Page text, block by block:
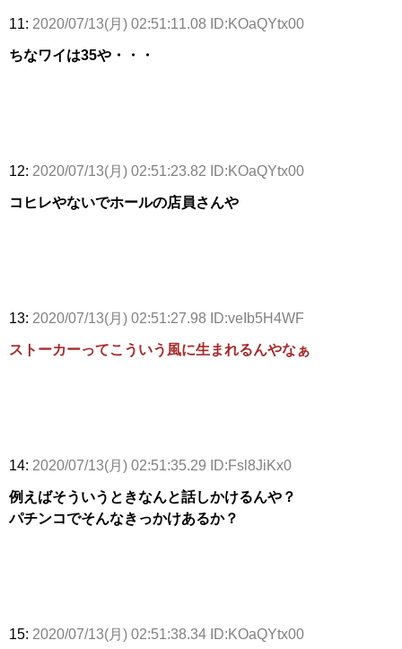
11: 2020/07/13(月) 02:51:11.08 ID:KOaQYtx00
ちなワイは35や・・・
12: 2020/07/13(月) 02:51:23.82 ID:KOaQYtx00
コヒレやないでホールの店員さんや
13: 2020/07/13(月) 02:51:27.98 ID:veIb5H4WF
ストーカーってこういう風に生まれるんやなぁ
14: 2020/07/13(月) 02:51:35.29 ID:Fsl8JiKx0
例えばそういうときなんと話しかけるんや？
パチンコでそんなきっかけあるか？
15: 2020/07/13(月) 02:51:38.34 ID:KOaQYtx00